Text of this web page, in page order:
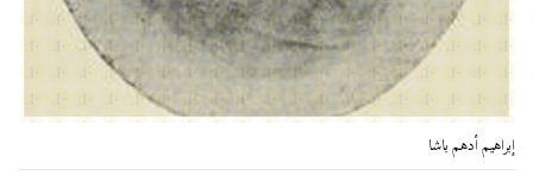
إبراهيم أدهم باشا